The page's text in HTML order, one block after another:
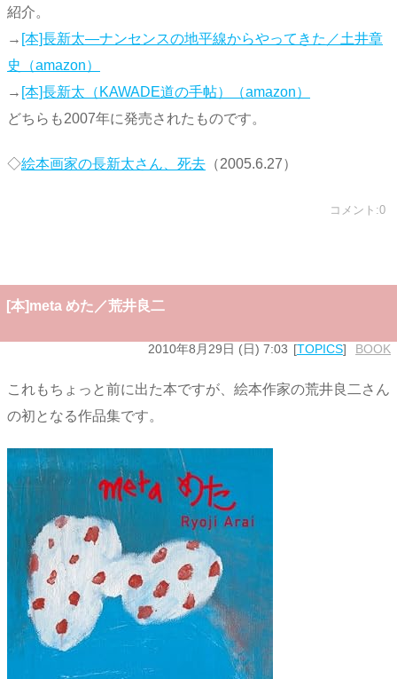
紹介。
→ [本]長新太―ナンセンスの地平線からやってきた／土井章
史（amazon）
→ [本]長新太（KAWADE道の手帖）（amazon）
どちらも2007年に発売されたものです。
◇絵本画家の長新太さん、死去 （2005.6.27）
コメント:0
[本]meta めた／荒井良二
2010年8月29日 (日) 7:03 TOPICS BOOK
これもちょっと前に出た本ですが、絵本作家の荒井良二さん
の初となる作品集です。